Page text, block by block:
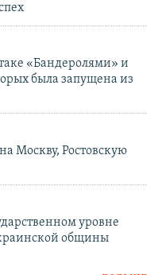
«Бандеролями» и
была запущена из
Москву, Ростовскую
уровне
общины